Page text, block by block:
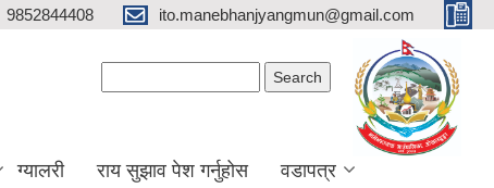
9852844408 ito.manebhanjyangmun@gmail.com
ग्यालरी राय सुझाव पेश गर्नुहोस वडापत्र